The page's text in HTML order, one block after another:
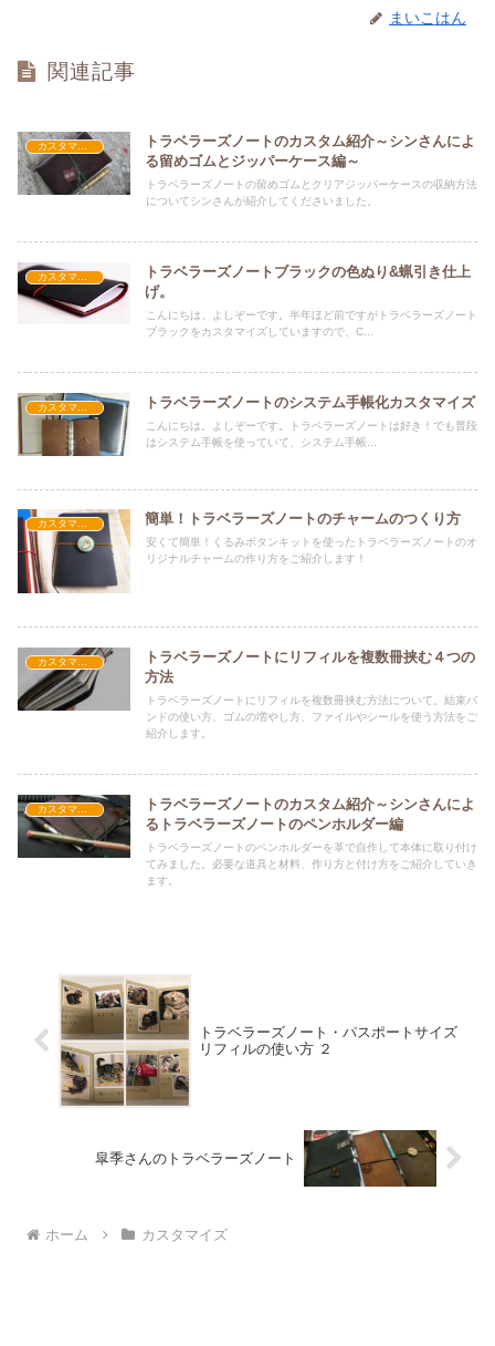
まいこはん
関連記事
トラベラーズノートのカスタム紹介～シンさんによ
る留めゴムとジッパーケース編～
トラベラーズノートの留めゴムとクリアジッパーケースの収納方法
についてシンさんが紹介してくださいました。
トラベラーズノートブラックの色ぬり&蝋引き仕上
げ。
こんにちは、よしぞーです。半年ほど前ですがトラベラーズノート
ブラックをカスタマイズしていますので、C...
トラベラーズノートのシステム手帳化カスタマイズ
こんにちは。よしぞーです。トラベラーズノートは好き！でも普段
はシステム手帳を使っていて、システム手帳...
カスタマイズ 簡単！トラベラーズノートのチャームのつくり方
安くて簡単！くるみボタンキットを使ったトラベラーズノートのオ
リジナルチャームの作り方をご紹介します！
カスタマイズ
トラベラーズノートにリフィルを複数冊挟む４つの
方法
トラベラーズノートにリフィルを複数冊挟む方法について。結束バ
ンドの使い方、ゴムの増やし方、ファイルやシールを使う方法をご
紹介します。
カスタマイズ
トラベラーズノートのカスタム紹介～シンさんによ
るトラベラーズノートのペンホルダー編
トラベラーズノートのペンホルダーを革で自作して本体に取り付け
てみました。必要な道具と材料、作り方と付け方をご紹介していき
ます。
トラベラーズノート・パスポートサイズ
リフィルの使い方 ２
皐季さんのトラベラーズノート
ホーム カスタマイズ